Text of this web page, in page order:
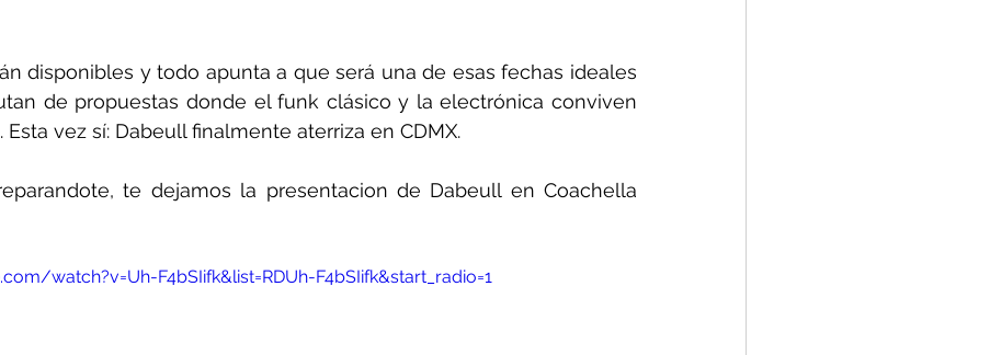
disponibles y todo apunta a que será una de esas fechas ideales
de propuestas donde el funk clásico y la electrónica conviven
vez sí: Dabeull finalmente aterriza en CDMX.
te dejamos la presentacion de Dabeull en Coachella
watch?v=Uh-F4bSIifk&list=RDUh-F4bSIifk&start_radio=1